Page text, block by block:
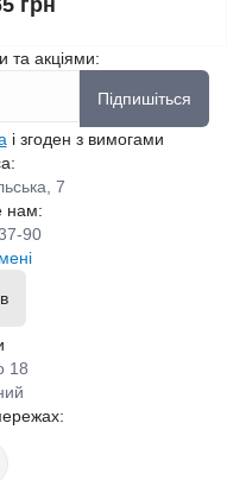
та акціями:
Підпишіться
і згоден з вимогами
7
нам:
90
18